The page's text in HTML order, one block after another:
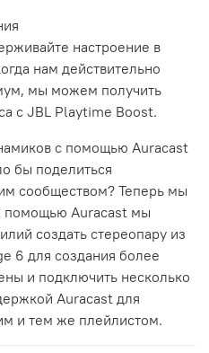
настроение в
нам действительно
мы можем получить
с JBL Playtime Boost.
с помощью Auracast
бы поделиться
сообществом? Теперь мы
помощью Auracast мы
создать стереопару из
6 для создания более
и подключить несколько
Auracast для
и тем же плейлистом.